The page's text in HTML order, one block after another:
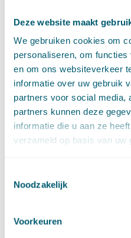
Deze website maakt
We gebruiken cookies om
personaliseren, om
en om ons websiteverkeer
informatie over uw gebruik
partners voor social media,
partners kunnen deze
informatie die u aan ze
verzameld op basis van uw
Noodzakelijk
Voorkeuren
bescherming van de bewoner.
· Het geluid van alle
cumulatie worden ook
‘binnenwaarde’ voor het
geluidgevoelige objecten,
bijvoorbeeld langs een weg
ligt, wordt bij de
geluidbronnen het geluid van
binnenwaarde. In de praktijk
bescherming dan onder de
De normen en geluidregels
concept-Aanvullingsbesluit